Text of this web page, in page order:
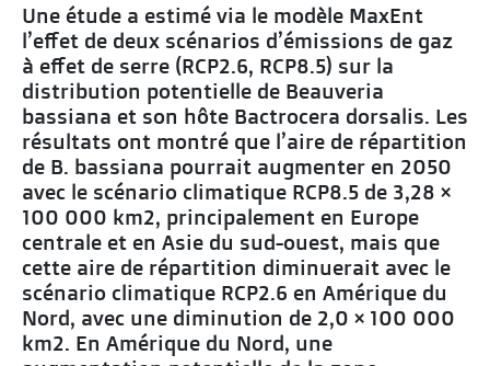
Une étude a estimé via le modèle MaxEnt
l’effet de deux scénarios d’émissions de gaz
à effet de serre (RCP2.6, RCP8.5) sur la
distribution potentielle de Beauveria
bassiana et son hôte Bactrocera dorsalis. Les
résultats ont montré que l’aire de répartition
de B. bassiana pourrait augmenter en 2050
avec le scénario climatique RCP8.5 de 3,28 ×
100 000 km2, principalement en Europe
centrale et en Asie du sud-ouest, mais que
cette aire de répartition diminuerait avec le
scénario climatique RCP2.6 en Amérique du
Nord, avec une diminution de 2,0 × 100 000
km2. En Amérique du Nord, une